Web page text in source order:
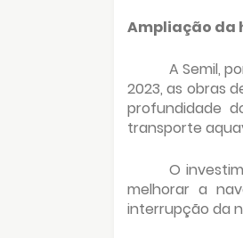
Ampliação da
A Semil,
2023, as obras
profundidade
transporte
O
melhorar a
interrupção da